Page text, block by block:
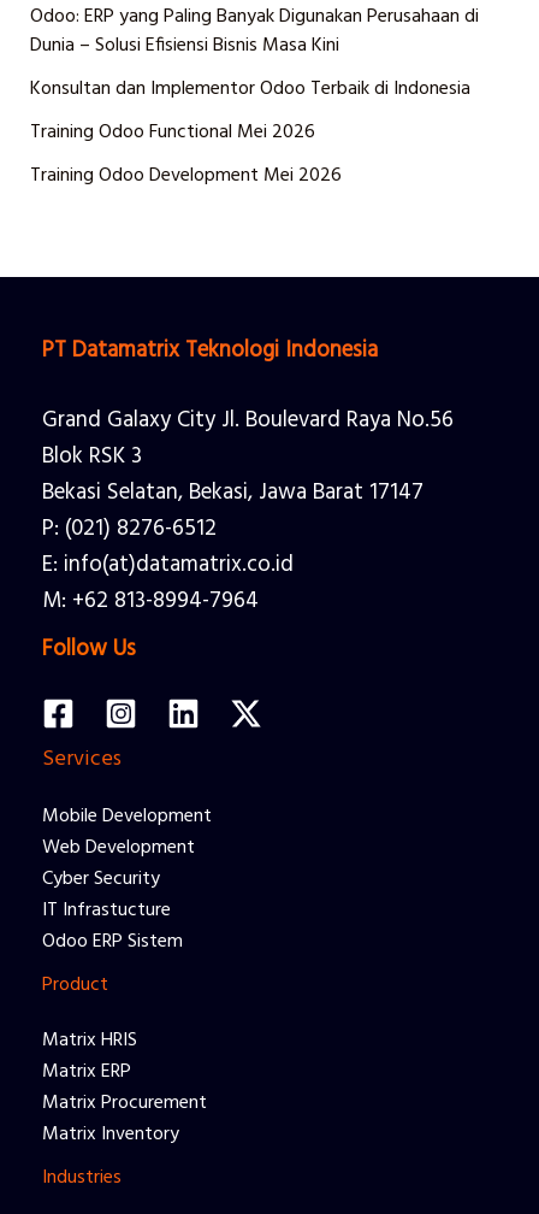
Odoo: ERP yang Paling Banyak Digunakan Perusahaan di
Dunia – Solusi Efisiensi Bisnis Masa Kini
Konsultan dan Implementor Odoo Terbaik di Indonesia
Training Odoo Functional Mei 2026
Training Odoo Development Mei 2026
PT Datamatrix Teknologi Indonesia
Grand Galaxy City Jl. Boulevard Raya No.56
Blok RSK 3
Bekasi Selatan, Bekasi, Jawa Barat 17147
P: (021) 8276-6512
E: info(at)datamatrix.co.id
M: +62 813-8994-7964
Follow Us
Services
Mobile Development
Web Development
Cyber Security
IT Infrastucture
Odoo ERP Sistem
Product
Matrix HRIS
Matrix ERP
Matrix Procurement
Matrix Inventory
Industries